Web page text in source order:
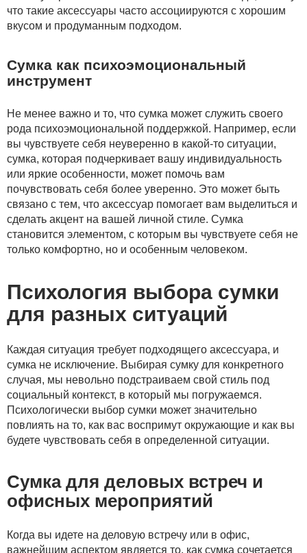
что такие аксессуары часто ассоциируются с хорошим
вкусом и продуманным подходом.
Сумка как психоэмоциональный
инструмент
Не менее важно и то, что сумка может служить своего
рода психоэмоциональной поддержкой. Например, если
вы чувствуете себя неуверенно в какой-то ситуации,
сумка, которая подчеркивает вашу индивидуальность
или яркие особенности, может помочь вам
почувствовать себя более уверенно. Это может быть
связано с тем, что аксессуар помогает вам выделиться и
сделать акцент на вашей личной стиле. Сумка
становится элементом, с которым вы чувствуете себя не
только комфортно, но и особенным человеком.
Психология выбора сумки
для разных ситуаций
Каждая ситуация требует подходящего аксессуара, и
сумка не исключение. Выбирая сумку для конкретного
случая, мы невольно подстраиваем свой стиль под
социальный контекст, в который мы погружаемся.
Психологически выбор сумки может значительно
повлиять на то, как вас воспримут окружающие и как вы
будете чувствовать себя в определенной ситуации.
Сумка для деловых встреч и
офисных мероприятий
Когда вы идете на деловую встречу или в офис,
важнейшим аспектом является то, как сумка сочетается